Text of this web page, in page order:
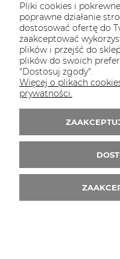
Pliki cookies i
poprawne działanie
dostosować ofertę do
zaakceptować
plików i przejść do
plików do swoich
"Dostosuj zgody".
Więcej o plikach
prywatności.